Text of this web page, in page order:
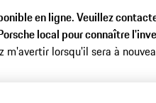
en ligne. Veuillez
local pour connaître
m'avertir lorsqu'il sera à